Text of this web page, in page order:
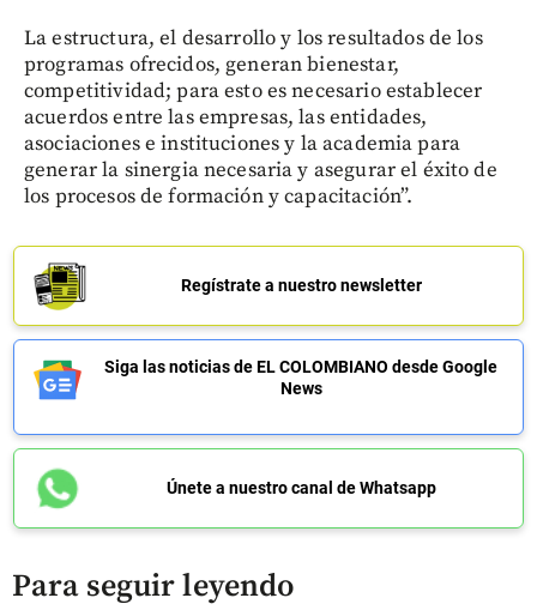
La estructura, el desarrollo y los resultados de los
programas ofrecidos, generan bienestar,
competitividad; para esto es necesario establecer
acuerdos entre las empresas, las entidades,
asociaciones e instituciones y la academia para
generar la sinergia necesaria y asegurar el éxito de
los procesos de formación y capacitación”.
Regístrate a nuestro newsletter
Siga las noticias de EL COLOMBIANO desde Google
News
Únete a nuestro canal de Whatsapp
Para seguir leyendo